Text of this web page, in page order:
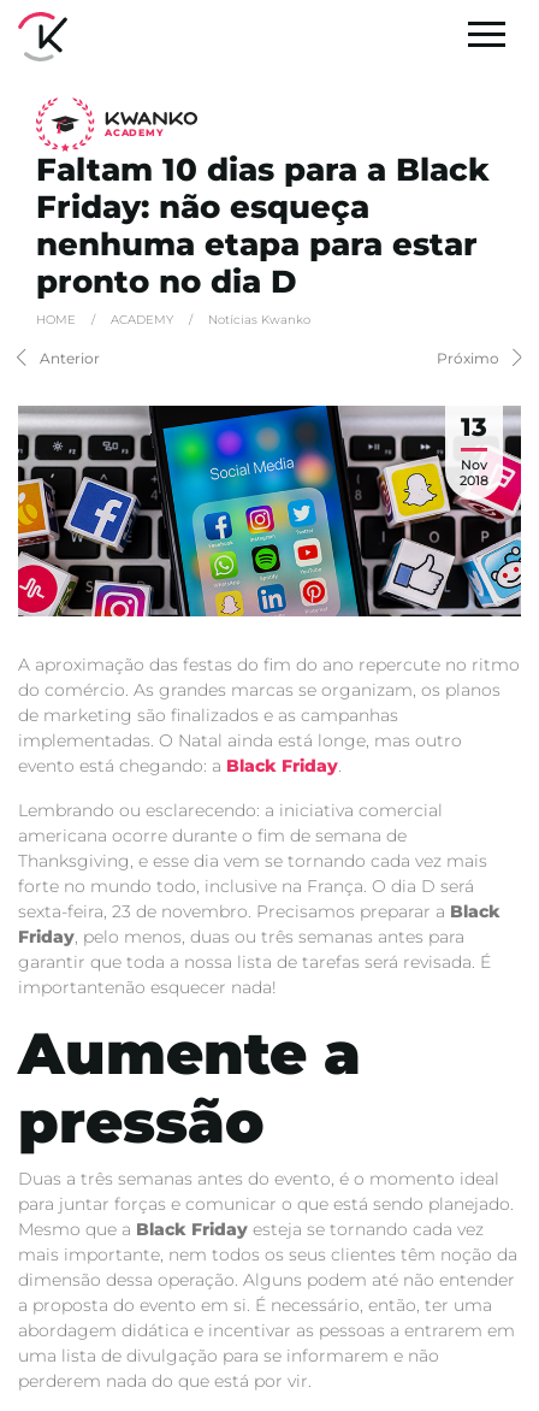
ACADEMY
Faltam 10 dias para a Black
Friday: não esqueça
nenhuma etapa para estar
pronto no dia D
HOME / ACADEMY / Notícias Kwanko
Anterior Próximo
13
Nov
2018
A aproximação das festas do fim do ano repercute no ritmo
do comércio. As grandes marcas se organizam, os planos
de marketing são finalizados e as campanhas
implementadas. O Natal ainda está longe, mas outro
evento está chegando: a Black Friday.
Lembrando ou esclarecendo: a iniciativa comercial
americana ocorre durante o fim de semana de
Thanksgiving, e esse dia vem se tornando cada vez mais
forte no mundo todo, inclusive na França. O dia D será
sexta-feira, 23 de novembro. Precisamos preparar a Black
Friday, pelo menos, duas ou três semanas antes para
garantir que toda a nossa lista de tarefas será revisada. É
importantenão esquecer nada!
Aumente a
pressão
Duas a três semanas antes do evento, é o momento ideal
para juntar forças e comunicar o que está sendo planejado.
Mesmo que a Black Friday esteja se tornando cada vez
mais importante, nem todos os seus clientes têm noção da
dimensão dessa operação. Alguns podem até não entender
a proposta do evento em si. É necessário, então, ter uma
abordagem didática e incentivar as pessoas a entrarem em
uma lista de divulgação para se informarem e não
perderem nada do que está por vir.